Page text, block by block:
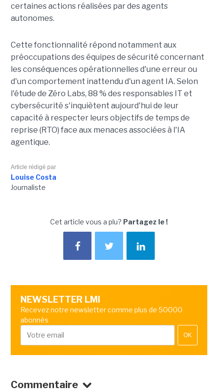
certaines actions réalisées par des agents
autonomes.
Cette fonctionnalité répond notamment aux
préoccupations des équipes de sécurité concernant
les conséquences opérationnelles d'une erreur ou
d'un comportement inattendu d'un agent IA. Selon
l'étude de Zéro Labs, 88 % des responsables IT et
cybersécurité s'inquiètent aujourd'hui de leur
capacité à respecter leurs objectifs de temps de
reprise (RTO) face aux menaces associées à l'IA
agentique.
Article rédigé par
Louise Costa
Journaliste
Cet article vous a plu? Partagez le !
NEWSLETTER LMI
Recevez notre newsletter comme plus de 50000
abonnés
OK
Commentaire